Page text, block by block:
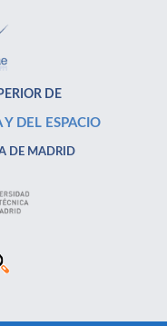
DE
Y DEL ESPACIO
DE MADRID